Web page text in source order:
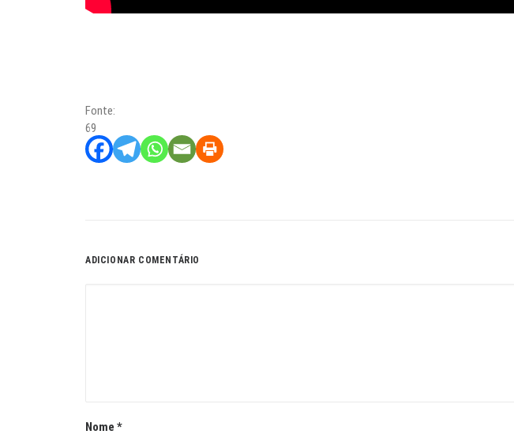
Fonte:
69
ADICIONAR COMENTÁRIO
Nome *